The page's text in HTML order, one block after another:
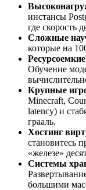
инстансы
где скорость
Сложные
которые на
Обучение
Крупные
Minecraft,
latency) и
грааль.
Хостинг
становитесь
«железе»
Системы
большими